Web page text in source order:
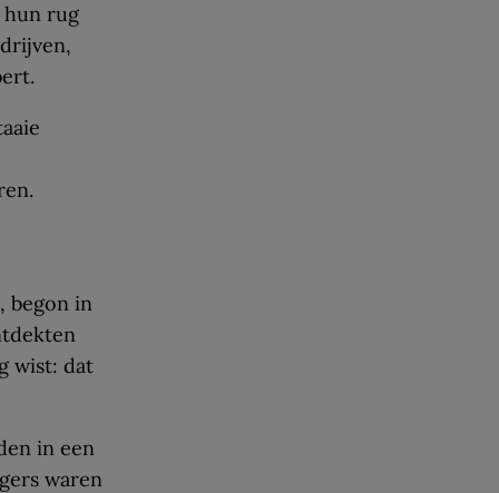
hun rug
begon in
wist: dat
in een
waren